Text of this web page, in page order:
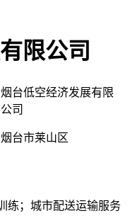
限公司
烟台低空经济发展有限
公司
烟台市莱山区
练；城市配送运输服务